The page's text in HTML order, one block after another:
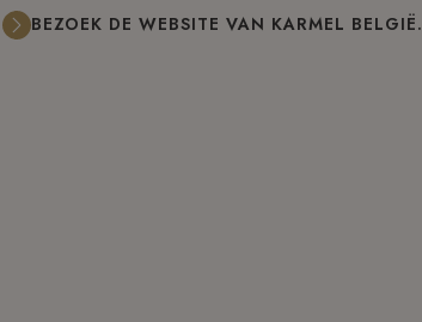
BEZOEK DE WEBSITE VAN KARMEL BELGIË.